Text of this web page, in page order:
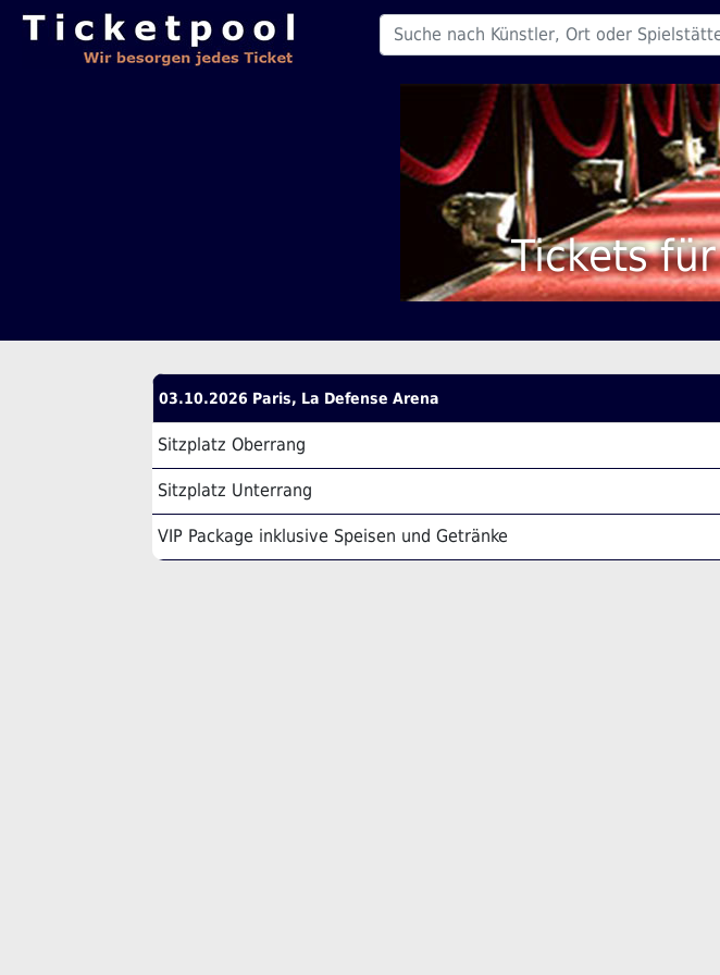
Tickets
03.10.2026 Paris, La Defense Arena
Sitzplatz Oberrang
Sitzplatz Unterrang
VIP Package inklusive Speisen und Getränke